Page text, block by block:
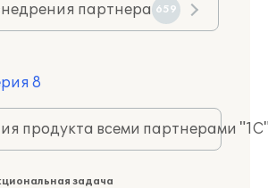
партнера 659
8
продукта всеми партнерами
задача